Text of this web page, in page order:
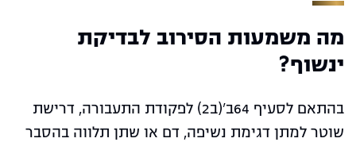
מה משמעות הסירוב לבדיקת
ינשוף?
בהתאם לסעיף 64ב'(ב2) לפקודת התעבורה, דרישת
שוטר למתן דגימת נשיפה, דם או שתן תלווה בהסבר